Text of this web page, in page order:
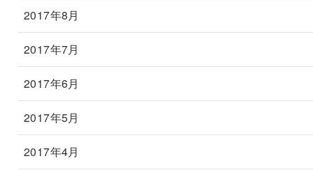
2017年8月
2017年7月
2017年6月
2017年5月
2017年4月